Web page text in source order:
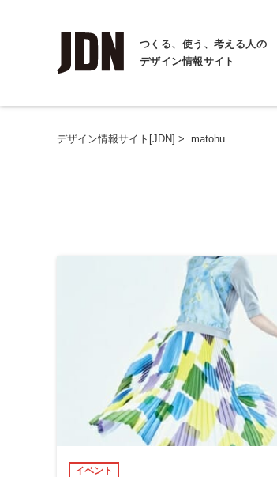
つくる、使う、考える人の
デザイン情報サイト
デザイン情報サイト[JDN] > matohu
イベント